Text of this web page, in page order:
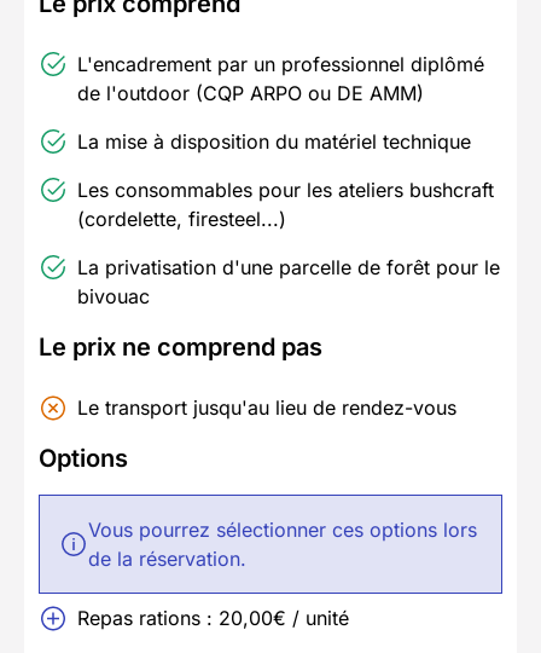
L'encadrement par un professionnel diplômé
de l'outdoor (CQP ARPO ou DE AMM)
La mise à disposition du matériel technique
Les consommables pour les ateliers bushcraft
(cordelette, firesteel...)
La privatisation d'une parcelle de forêt pour le
bivouac
Le prix ne comprend pas
Le transport jusqu'au lieu de rendez-vous
Options
Vous pourrez sélectionner ces options lors
de la réservation.
Repas rations : 20,00€ / unité